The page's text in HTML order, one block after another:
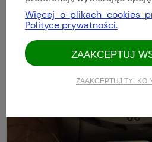
Więcej o plikach cookies
Polityce prywatności.
ZAAKCEPTUJ TYLKO
ZAAKCEPTUJ